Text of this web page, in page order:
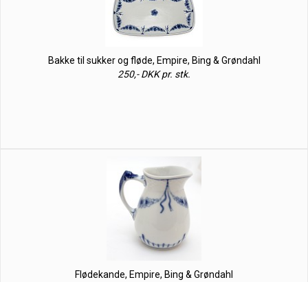
Bakke til sukker og fløde, Empire, Bing & Grøndahl
250,- DKK pr. stk.
Flødekande, Empire, Bing & Grøndahl